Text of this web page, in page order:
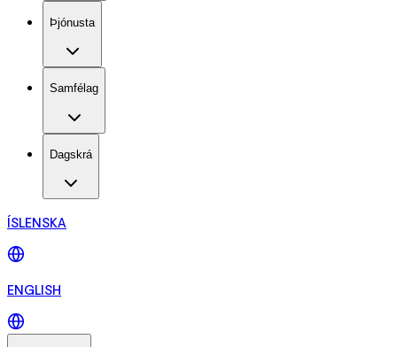
Þjónusta
Samfélag
Dagskrá
ÍSLENSKA
ENGLISH